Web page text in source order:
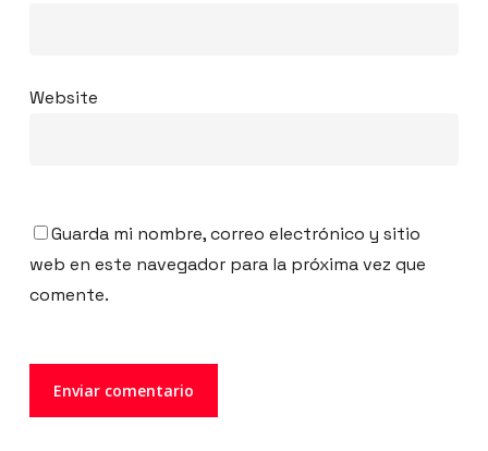
Website
Guarda mi nombre, correo electrónico y sitio
web en este navegador para la próxima vez que
comente.